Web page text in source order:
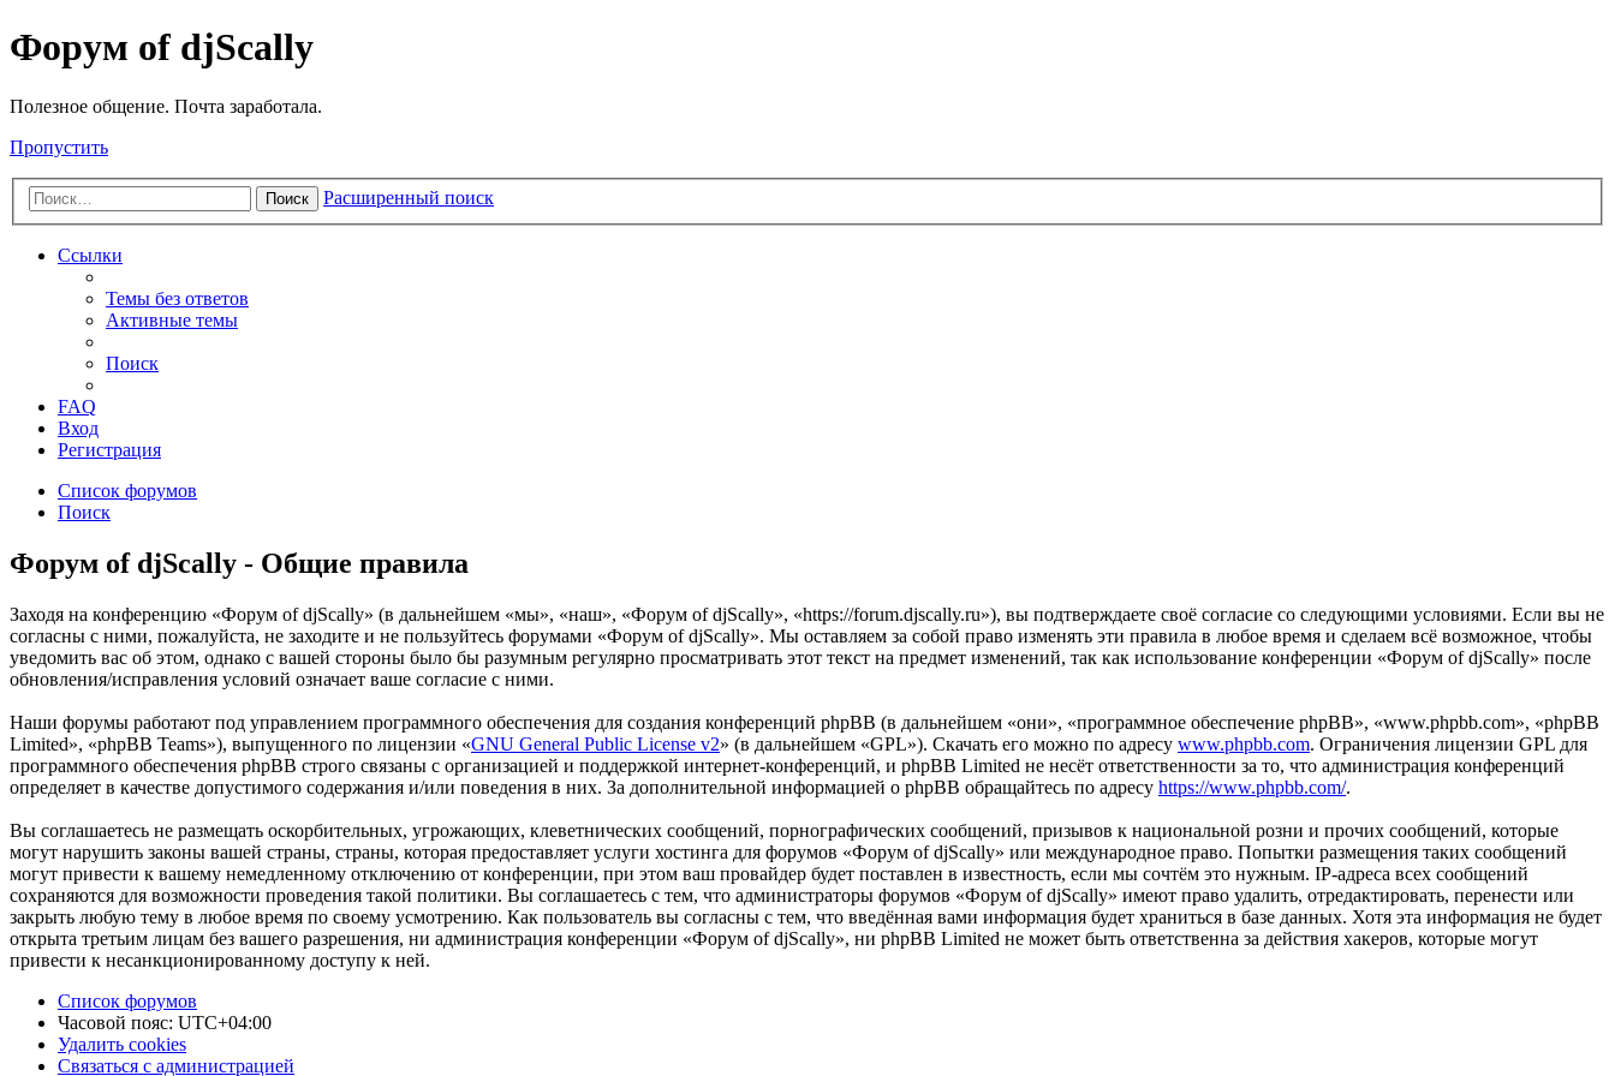
Форум of djScally
Полезное общение. Почта заработала.
Пропустить
Поиск Расширенный поиск
Ссылки
Темы без ответов
Активные темы
Поиск
FAQ
Вход
Регистрация
Список форумов
Поиск
Форум of djScally - Общие правила
Заходя на конференцию «Форум of djScally» (в дальнейшем «мы», «наш», «Форум of djScally», «https://forum.djscally.ru»), вы подтверждаете своё согласие со следующими условиями. Если вы не
согласны с ними, пожалуйста, не заходите и не пользуйтесь форумами «Форум of djScally». Мы оставляем за собой право изменять эти правила в любое время и сделаем всё возможное, чтобы
уведомить вас об этом, однако с вашей стороны было бы разумным регулярно просматривать этот текст на предмет изменений, так как использование конференции «Форум of djScally» после
обновления/исправления условий означает ваше согласие с ними.
Наши форумы работают под управлением программного обеспечения для создания конференций phpBB (в дальнейшем «они», «программное обеспечение phpBB», «www.phpbb.com», «phpBB
Limited», «phpBB Teams»), выпущенного по лицензии «GNU General Public License v2» (в дальнейшем «GPL»). Скачать его можно по адресу www.phpbb.com. Ограничения лицензии GPL для
программного обеспечения phpBB строго связаны с организацией и поддержкой интернет-конференций, и phpBB Limited не несёт ответственности за то, что администрация конференций
определяет в качестве допустимого содержания и/или поведения в них. За дополнительной информацией о phpBB обращайтесь по адресу https://www.phpbb.com/.
Вы соглашаетесь не размещать оскорбительных, угрожающих, клеветнических сообщений, порнографических сообщений, призывов к национальной розни и прочих сообщений, которые
могут нарушить законы вашей страны, страны, которая предоставляет услуги хостинга для форумов «Форум of djScally» или международное право. Попытки размещения таких сообщений
могут привести к вашему немедленному отключению от конференции, при этом ваш провайдер будет поставлен в известность, если мы сочтём это нужным. IP-адреса всех сообщений
сохраняются для возможности проведения такой политики. Вы соглашаетесь с тем, что администраторы форумов «Форум of djScally» имеют право удалить, отредактировать, перенести или
закрыть любую тему в любое время по своему усмотрению. Как пользователь вы согласны с тем, что введённая вами информация будет храниться в базе данных. Хотя эта информация не будет
открыта третьим лицам без вашего разрешения, ни администрация конференции «Форум of djScally», ни phpBB Limited не может быть ответственна за действия хакеров, которые могут
привести к несанкционированному доступу к ней.
Список форумов
Часовой пояс: UTC+04:00
Удалить cookies
Связаться с администрацией